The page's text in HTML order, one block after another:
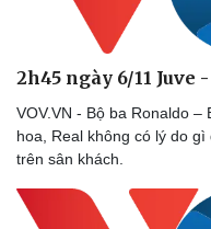
2h45 ngày 6/11 Juve
VOV.VN - Bộ ba Ronaldo –
hoa, Real không có lý do
trên sân khách.